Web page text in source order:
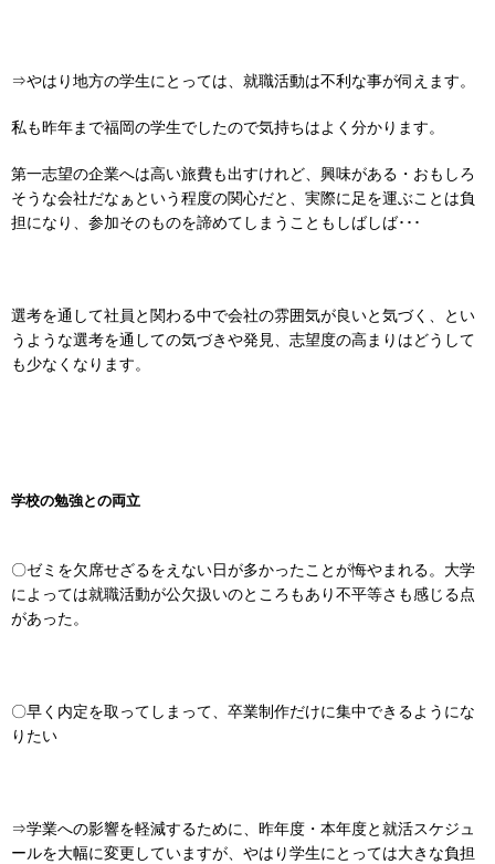
⇒やはり地方の学生にとっては、就職活動は不利な事が伺えます。
私も昨年まで福岡の学生でしたので気持ちはよく分かります。
第一志望の企業へは高い旅費も出すけれど、興味がある・おもしろ
そうな会社だなぁという程度の関心だと、実際に足を運ぶことは負
担になり、参加そのものを諦めてしまうこともしばしば･･･
選考を通して社員と関わる中で会社の雰囲気が良いと気づく、とい
うような選考を通しての気づきや発見、志望度の高まりはどうして
も少なくなります。
学校の勉強との両立
〇ゼミを欠席せざるをえない日が多かったことが悔やまれる。大学
によっては就職活動が公欠扱いのところもあり不平等さも感じる点
があった。
〇早く内定を取ってしまって、卒業制作だけに集中できるようにな
りたい
⇒学業への影響を軽減するために、昨年度・本年度と就活スケジュ
ールを大幅に変更していますが、やはり学生にとっては大きな負担